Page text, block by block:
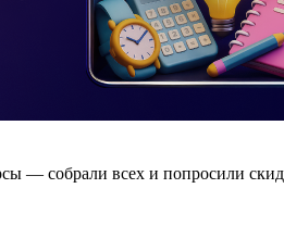
— собрали всех и попросили